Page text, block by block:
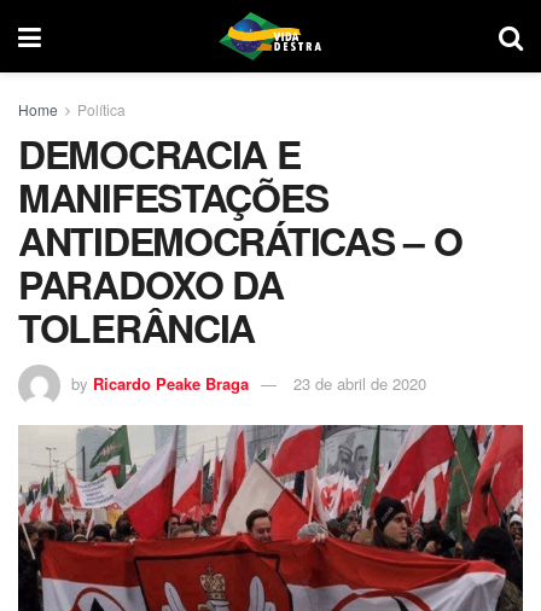
Home Política
DEMOCRACIA E
MANIFESTAÇÕES
ANTIDEMOCRÁTICAS – O
PARADOXO DA
TOLERÂNCIA
by Ricardo Peake Braga 23 de abril de 2020